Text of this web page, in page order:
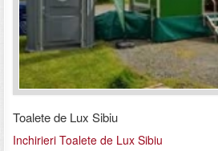
Toalete de Lux Sibiu
Inchirieri Toalete de Lux Sibiu